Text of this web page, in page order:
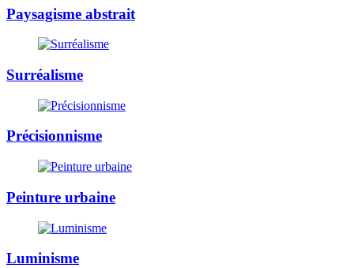
Paysagisme abstrait
Surréalisme
Précisionnisme
Peinture urbaine
Luminisme